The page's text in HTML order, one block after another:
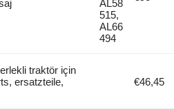
AL58
515,
AL66
494
traktör için
ersatzteile,
€46,45